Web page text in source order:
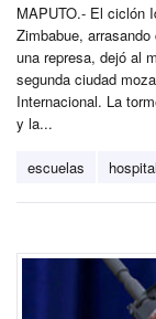
MAPUTO.- El ciclón
Zimbabue,
una represa, dejó al
segunda ciudad
Internacional. La
y la...
escuelas